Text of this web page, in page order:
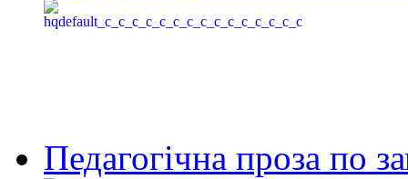
Педагогічна проза по